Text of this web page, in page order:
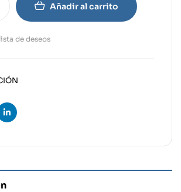
Añadir al carrito
de deseos
Linkedin